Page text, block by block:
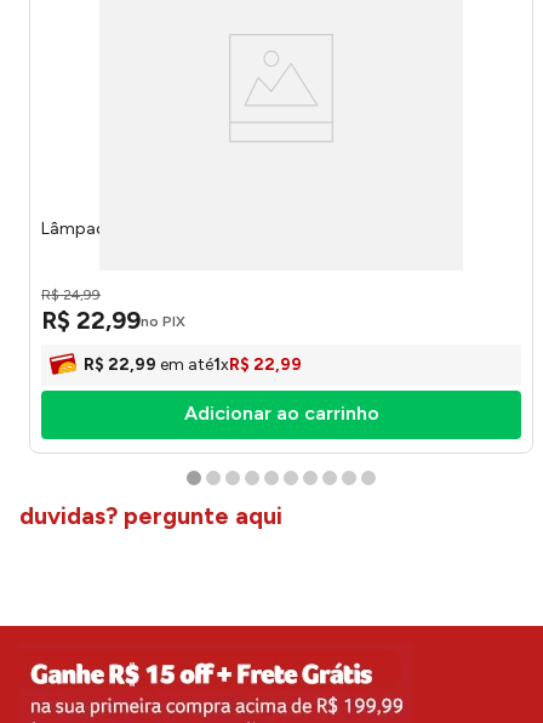
Lâmpada Led 40W 6500K Bivolt - Kian
R$ 24,99
R$ 22,99no PIX
R$ 22,99 em até1xR$ 22,99
Adicionar ao carrinho
duvidas? pergunte aqui